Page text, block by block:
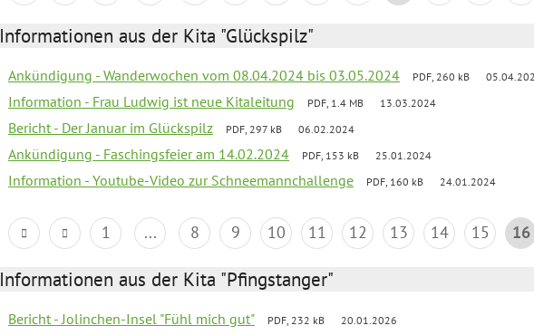
Informationen aus der Kita "Glückspilz"
Ankündigung - Wanderwochen vom 08.04.2024 bis 03.05.2024 PDF, 260 kB
Information - Frau Ludwig ist neue Kitaleitung PDF, 1.4 MB 13.03.2024
Bericht - Der Januar im Glückspilz PDF, 297 kB 06.02.2024
Ankündigung - Faschingsfeier am 14.02.2024 PDF, 153 kB 25.01.2024
Information - Youtube-Video zur Schneemannchallenge PDF, 160 kB 24.01.2024
1 ... 8 9 10 11 12 13 14 15 16
Informationen aus der Kita "Pfingstanger"
Bericht - Jolinchen-Insel "Fühl mich gut" PDF, 232 kB 20.01.2026